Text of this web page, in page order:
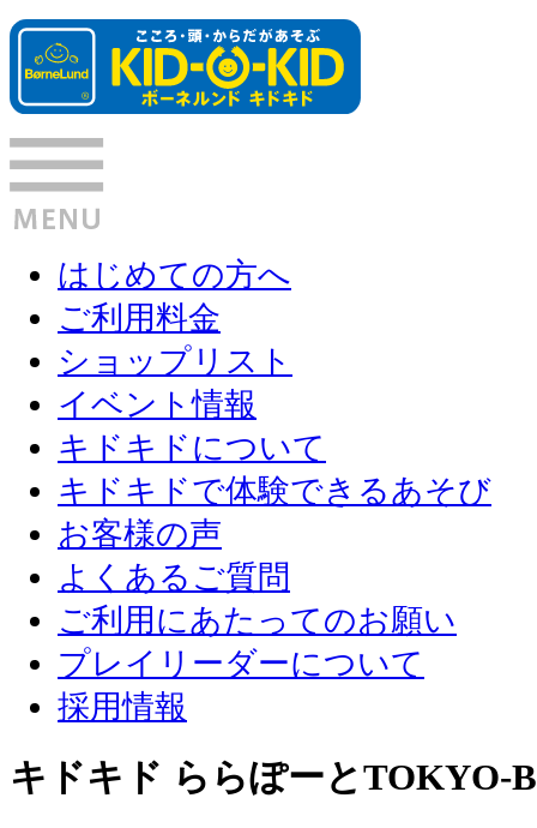
はじめての方へ
ご利用料金
ショップリスト
イベント情報
キドキドについて
キドキドで体験できるあそび
お客様の声
よくあるご質問
ご利用にあたってのお願い
プレイリーダーについて
採用情報
キドキド ららぽーとTOKYO-